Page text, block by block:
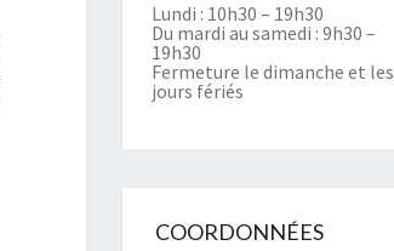
Lundi : 10h30 – 19h30
Du mardi au samedi : 9h30 –
19h30
Fermeture le dimanche et les
jours fériés
COORDONNÉES